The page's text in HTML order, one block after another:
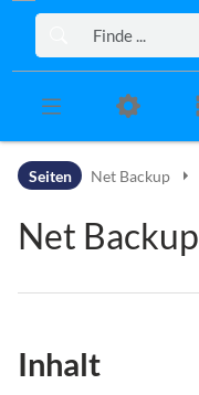
Zur Kopfleiste
Zur Hauptnavigation
Zu den Seitenwerkzeugen
Seiten Net Backup
Net Backup
Inhalt